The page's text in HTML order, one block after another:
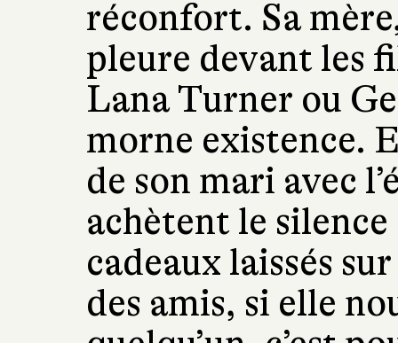
réconfort. Sa
pleure devant les
Lana Turner ou
morne existence.
de son mari avec
achètent le silence
cadeaux laissés
des amis, si elle